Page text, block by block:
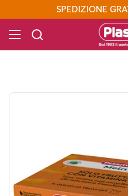
Passa ai contenutiSPEDIZIONE
Apri menu